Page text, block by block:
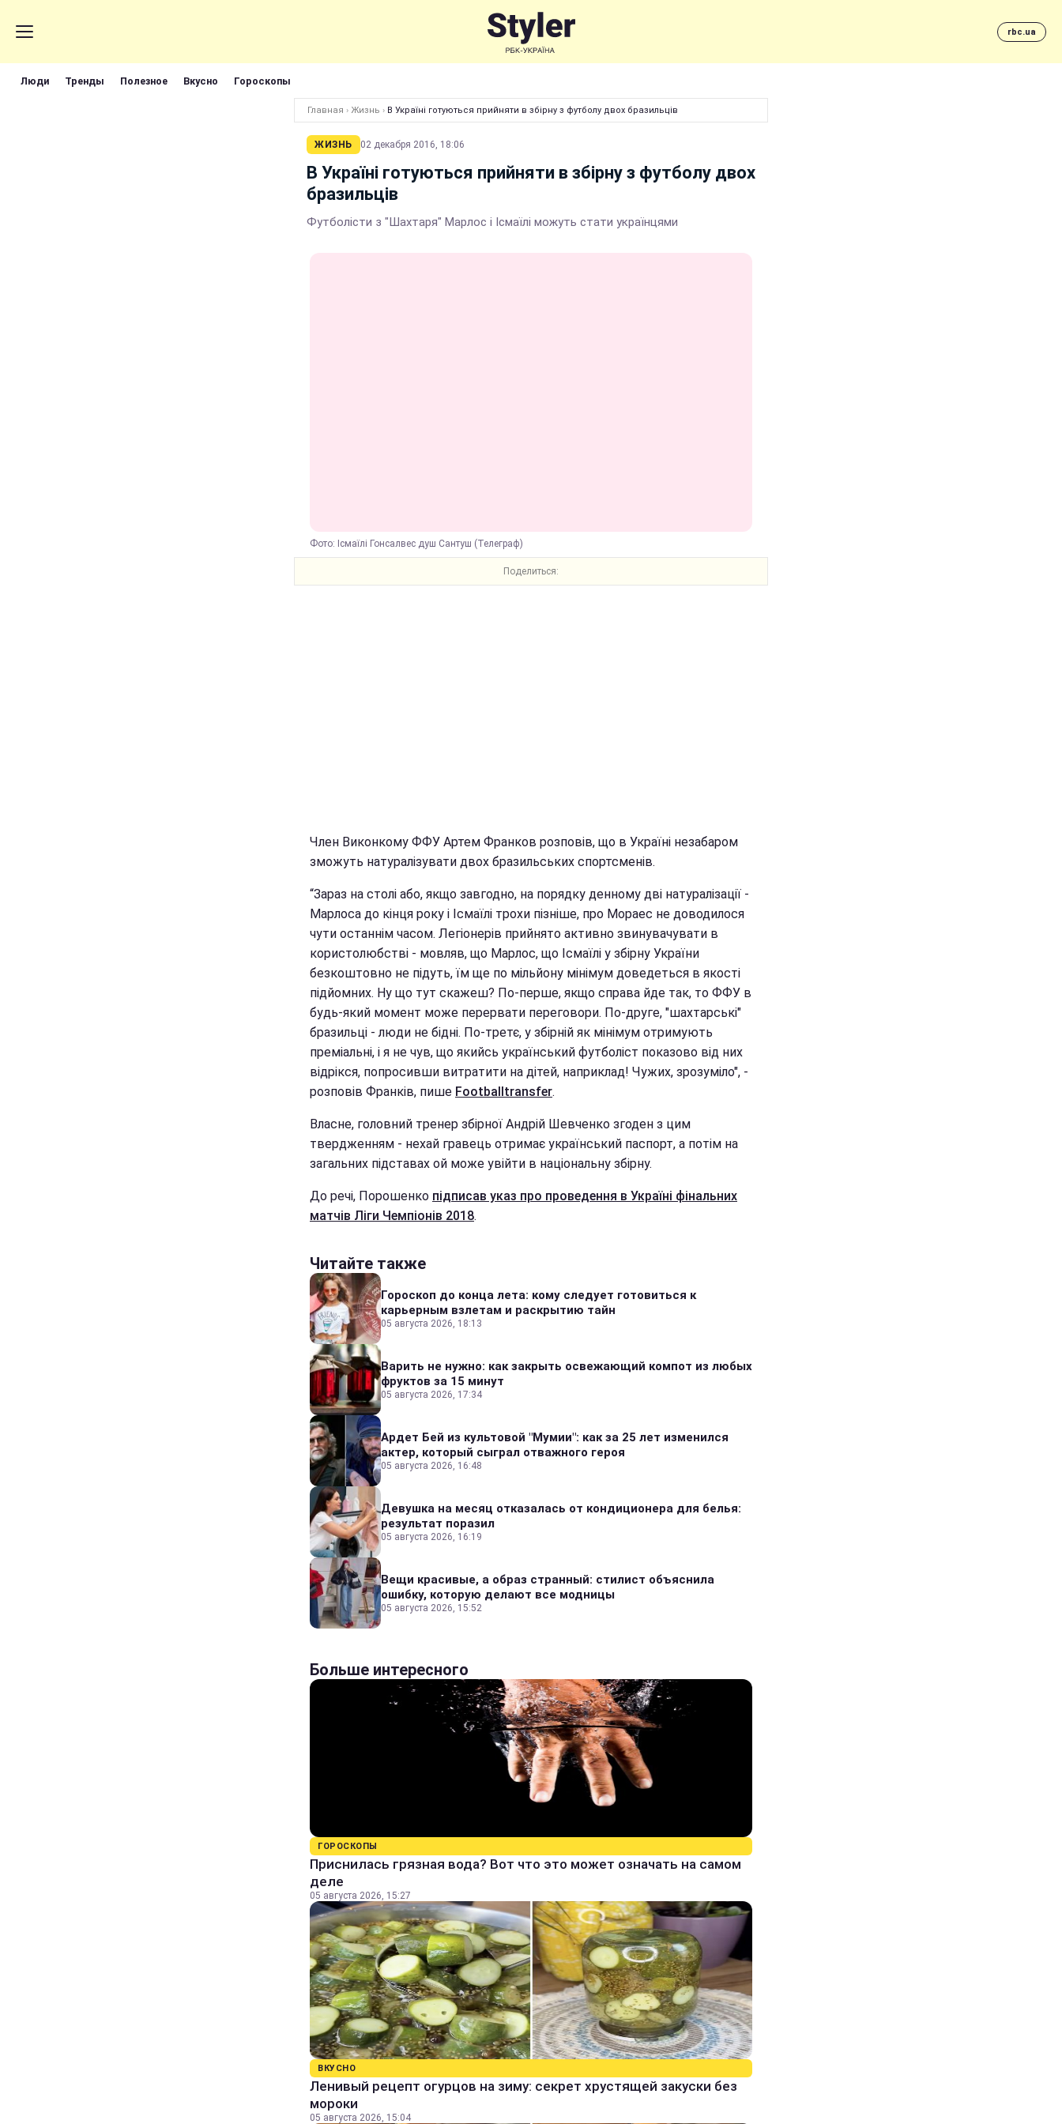
rbc.ua
Люди Тренды Полезное Вкусно Гороскопы
Главная › Жизнь › В Україні готуються прийняти в збірну з футболу двох бразильців
ЖИЗНЬ 02 декабря 2016, 18:06
В Україні готуються прийняти в збірну з футболу двох
бразильців
Футболісти з "Шахтаря" Марлос і Ісмаїлі можуть стати українцями
Фото: Ісмаїлі Гонсалвес душ Сантуш (Телеграф)
Поделиться:
Член Виконкому ФФУ Артем Франков розповів, що в Україні незабаром
зможуть натуралізувати двох бразильських спортсменів.
“Зараз на столі або, якщо завгодно, на порядку денному дві натуралізації -
Марлоса до кінця року і Ісмаїлі трохи пізніше, про Мораес не доводилося
чути останнім часом. Легіонерів прийнято активно звинувачувати в
користолюбстві - мовляв, що Марлос, що Ісмаїлі у збірну України
безкоштовно не підуть, їм ще по мільйону мінімум доведеться в якості
підйомних. Ну що тут скажеш? По-перше, якщо справа йде так, то ФФУ в
будь-який момент може перервати переговори. По-друге, "шахтарські"
бразильці - люди не бідні. По-третє, у збірній як мінімум отримують
преміальні, і я не чув, що якийсь український футболіст показово від них
відрікся, попросивши витратити на дітей, наприклад! Чужих, зрозуміло", -
розповів Франків, пише Footballtransfer.
Власне, головний тренер збірної Андрій Шевченко згоден з цим
твердженням - нехай гравець отримає український паспорт, а потім на
загальних підставах ой може увійти в національну збірну.
До речі, Порошенко підписав указ про проведення в Україні фінальних
матчів Ліги Чемпіонів 2018.
Читайте также
Гороскоп до конца лета: кому следует готовиться к
карьерным взлетам и раскрытию тайн
05 августа 2026, 18:13
Варить не нужно: как закрыть освежающий компот из любых
фруктов за 15 минут
05 августа 2026, 17:34
Ардет Бей из культовой "Мумии": как за 25 лет изменился
актер, который сыграл отважного героя
05 августа 2026, 16:48
Девушка на месяц отказалась от кондиционера для белья:
результат поразил
05 августа 2026, 16:19
Вещи красивые, а образ странный: стилист объяснила
ошибку, которую делают все модницы
05 августа 2026, 15:52
Больше интересного
ГОРОСКОПЫ
Приснилась грязная вода? Вот что это может означать на самом
деле
05 августа 2026, 15:27
ВКУСНО
Ленивый рецепт огурцов на зиму: секрет хрустящей закуски без
мороки
05 августа 2026, 15:04